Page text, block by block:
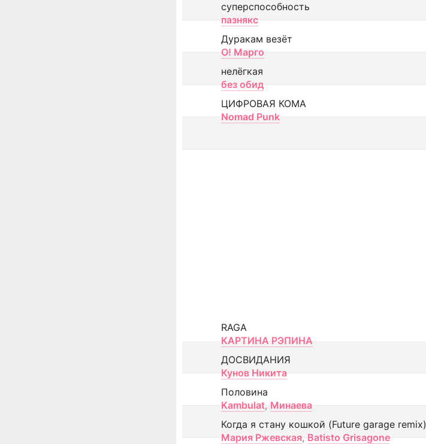
суперспособность
пазнякс
Дуракам везёт
О! Марго
нелёгкая
без обид
ЦИФРОВАЯ КОМА
Nomad Punk
RAGA
КАРТИНА РЭПИНА
ДОСВИДАНИЯ
Кунов Никита
Половина
Kambulat, Минаева
Когда я стану кошкой (Future garage remix)
Мария Ржевская, Batisto Grisagone